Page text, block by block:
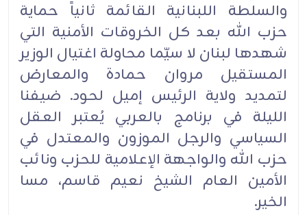
والسلطة اللبنانية القائمة ثانياً حماية
حزب الله بعد كل الخروقات الأمنية التي
شهدها لبنان لا سيّما محاولة اغتيال الوزير
المستقيل مروان حمادة والمعارض
لتمديد ولاية الرئيس إميل لحود. ضيفنا
الليلة في برنامج بالعربي يُعتبر العقل
السياسي والرجل الموزون والمعتدل في
حزب الله والواجهة الإعلامية للحزب ونائب
الأمين العام الشيخ نعيم قاسم، مسا
الخير.